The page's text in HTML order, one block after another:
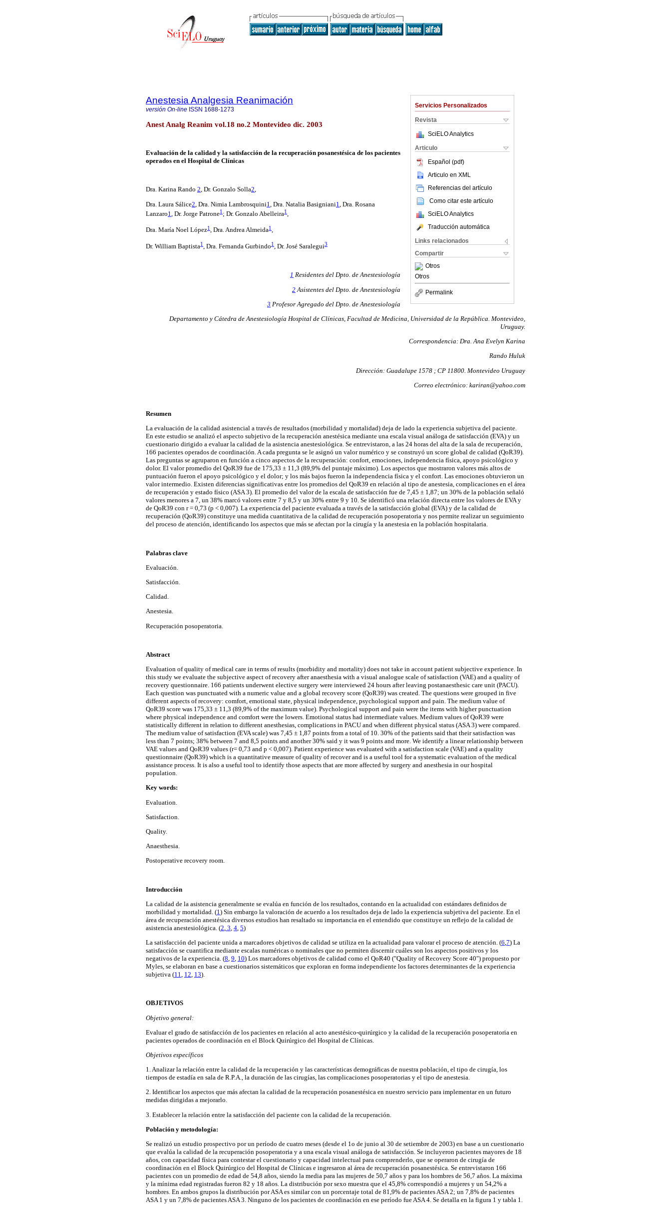
Servicios Personalizados
Revista
SciELO Analytics
Articulo
Español (pdf)
Articulo en XML
Referencias del artículo
Como citar este artículo
SciELO Analytics
Traducción automática
Links relacionados
Compartir
Otros
Otros
Permalink
Anestesia Analgesia Reanimación
versión On-line ISSN 1688-1273
Anest Analg Reanim vol.18 no.2 Montevideo dic. 2003
Evaluación de la calidad y la satisfacción de la recuperación posanestésica de los pacientes
operados en el Hospital de Clínicas
Dra. Karina Rando 2, Dr. Gonzalo Solla2,
Dra. Laura Sálice2 Dra. Nimia Lambrosquini1 , Dra. Natalia Basigniani1 , Dra. Rosana
Lanzaro1 , Dr. Jorge Patrone1 ; Dr. Gonzalo Abelleira1
Dra. María Noel López1, Dra. Andrea Almeida1,
Dr. William Baptista1, Dra. Fernanda Gurbindo1, Dr. José Saralegui3
1 Residentes del Dpto. de Anestesiología
2 Asistentes del Dpto. de Anestesiología
3 Profesor Agregado del Dpto. de Anestesiología
Departamento y Cátedra de Anestesiología Hospital de Clínicas, Facultad de Medicina, Universidad de la República. Montevideo,
Uruguay.
Correspondencia: Dra. Ana Evelyn Karina
Rando Huluk
Dirección: Guadalupe 1578 ; CP 11800. Montevideo Uruguay
Correo electrónico: kariran@yahoo.com
Resumen
La evaluación de la calidad asistencial a través de resultados (morbilidad y mortalidad) deja de lado la experiencia subjetiva del paciente.
En este estudio se analizó el aspecto subjetivo de la recuperación anestésica mediante una escala visual análoga de satisfacción (EVA) y un
cuestionario dirigido a evaluar la calidad de la asistencia anestesiológica. Se entrevistaron, a las 24 horas del alta de la sala de recuperación,
166 pacientes operados de coordinación. A cada pregunta se le asignó un valor numérico y se construyó un score global de calidad (QoR39).
Las preguntas se agruparon en función a cinco aspectos de la recuperación: confort, emociones, independencia física, apoyo psicológico y
dolor. El valor promedio del QoR39 fue de 175,33 ± 11,3 (89,9% del puntaje máximo). Los aspectos que mostraron valores más altos de
puntuación fueron el apoyo psicológico y el dolor; y los más bajos fueron la independencia física y el confort. Las emociones obtuvieron un
valor intermedio. Existen diferencias significativas entre los promedios del QoR39 en relación al tipo de anestesia, complicaciones en el área
de recuperación y estado físico (ASA 3). El promedio del valor de la escala de satisfacción fue de 7,45 ± 1,87; un 30% de la población señaló
valores menores a 7, un 38% marcó valores entre 7 y 8,5 y un 30% entre 9 y 10. Se identificó una relación directa entre los valores de EVA y
de QoR39 con r = 0,73 (p < 0,007). La experiencia del paciente evaluada a través de la satisfacción global (EVA) y de la calidad de
recuperación (QoR39) constituye una medida cuantitativa de la calidad de recuperación posoperatoria y nos permite realizar un seguimiento
del proceso de atención, identificando los aspectos que más se afectan por la cirugía y la anestesia en la población hospitalaria.
Palabras clave
Evaluación.
Satisfacción.
Calidad.
Anestesia.
Recuperación posoperatoria.
Abstract
Evaluation of quality of medical care in terms of results (morbidity and mortality) does not take in account patient subjective experience. In
this study we evaluate the subjective aspect of recovery after anaesthesia with a visual analogue scale of satisfaction (VAE) and a quality of
recovery questionnaire. 166 patients underwent elective surgery were interviewed 24 hours after leaving postanaesthesic care unit (PACU).
Each question was punctuated with a numeric value and a global recovery score (QoR39) was created. The questions were grouped in five
different aspects of recovery: comfort, emotional state, physical independence, psychological support and pain. The medium value of
QoR39 score was 175,33 ± 11,3 (89,9% of the maximum value). Psychological support and pain were the items with higher punctuation
where physical independence and comfort were the lowers. Emotional status had intermediate values. Medium values of QoR39 were
statistically different in relation to different anesthesias, complications in PACU and when different physical status (ASA 3) were compared.
The medium value of satisfaction (EVA scale) was 7,45 ± 1,87 points from a total of 10. 30% of the patients said that their satisfaction was
less than 7 points; 38% between 7 and 8,5 points and another 30% said y it was 9 points and more. We identify a linear relationship between
VAE values and QoR39 values (r= 0,73 and p < 0,007). Patient experience was evaluated with a satisfaction scale (VAE) and a quality
questionnaire (QoR39) which is a quantitative measure of quality of recover and is a useful tool for a systematic evaluation of the medical
assistance process. It is also a useful tool to identify those aspects that are more affected by surgery and anesthesia in our hospital
population.
Key words:
Evaluation.
Satisfaction.
Quality.
Anaesthesia.
Postoperative recovery room.
Introducción
La calidad de la asistencia generalmente se evalúa en función de los resultados, contando en la actualidad con estándares definidos de
morbilidad y mortalidad. (1 ) Sin embargo la valoración de acuerdo a los resultados deja de lado la experiencia subjetiva del paciente. En el
área de recuperación anestésica diversos estudios han resaltado su importancia en el entendido que constituye un reflejo de la calidad de
asistencia anestesiológica. (2 3 4 5)
La satisfacción del paciente unida a marcadores objetivos de calidad se utiliza en la actualidad para valorar el proceso de atención. (6,7) La
satisfacción se cuantifica mediante escalas numéricas o nominales que no permiten discernir cuáles son los aspectos positivos y los
negativos de la experiencia. (8, 9, 10) Los marcadores objetivos de calidad como el QoR40 ("Quality of Recovery Score 40") propuesto por
Myles, se elaboran en base a cuestionarios sistemáticos que exploran en forma independiente los factores determinantes de la experiencia
subjetiva (11, 12, 13).
OBJETIVOS
Objetivo general:
Evaluar el grado de satisfacción de los pacientes en relación al acto anestésico-quirúrgico y la calidad de la recuperación posoperatoria en
pacientes operados de coordinación en el Block Quirúrgico del Hospital de Clínicas.
Objetivos específicos
1. Analizar la relación entre la calidad de la recuperación y las características demográficas de nuestra población, el tipo de cirugía, los
tiempos de estadía en sala de R.P.A., la duración de las cirugías, las complicaciones posoperatorias y el tipo de anestesia.
2. Identificar los aspectos que más afectan la calidad de la recuperación posanestésica en nuestro servicio para implementar en un futuro
medidas dirigidas a mejorarlo.
3. Establecer la relación entre la satisfacción del paciente con la calidad de la recuperación.
Población y metodología:
Se realizó un estudio prospectivo por un período de cuatro meses (desde el 1o de junio al 30 de setiembre de 2003) en base a un cuestionario
que evalúa la calidad de la recuperación posoperatoria y a una escala visual análoga de satisfacción. Se incluyeron pacientes mayores de 18
años, con capacidad física para contestar el cuestionario y capacidad intelectual para comprenderlo, que se operaron de cirugía de
coordinación en el Block Quirúrgico del Hospital de Clínicas e ingresaron al área de recuperación posanestésica. Se entrevistaron 166
pacientes con un promedio de edad de 54,8 años, siendo la media para las mujeres de 50,7 años y para los hombres de 56,7 años. La máxima
y la mínima edad registradas fueron 82 y 18 años. La distribución por sexo muestra que el 45,8% correspondió a mujeres y un 54,2% a
hombres. En ambos grupos la distribución por ASA es similar con un porcentaje total de 81,9% de pacientes ASA 2; un 7,8% de pacientes
ASA 1 y un 7,8% de pacientes ASA 3. Ninguno de los pacientes de coordinación en ese período fue ASA 4. Se detalla en la figura 1 y tabla 1.